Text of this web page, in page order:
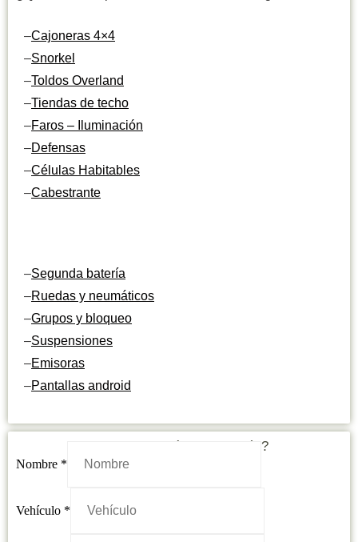
–Cajoneras 4×4
–Snorkel
–Toldos Overland
–Tiendas de techo
–Faros – Iluminación
–Defensas
–Células Habitables
–Cabestrante
–Segunda batería
–Ruedas y neumáticos
–Grupos y bloqueo
–Suspensiones
–Emisoras
–Pantallas android
¿Necesitas más información?
Nombre *
Vehículo *